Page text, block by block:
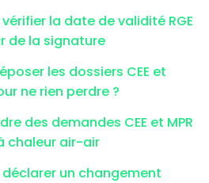
vérifier la date de validité RGE
de la signature
les dossiers CEE et
ne rien perdre ?
des demandes CEE et MPR
chaleur air-air
déclarer un changement